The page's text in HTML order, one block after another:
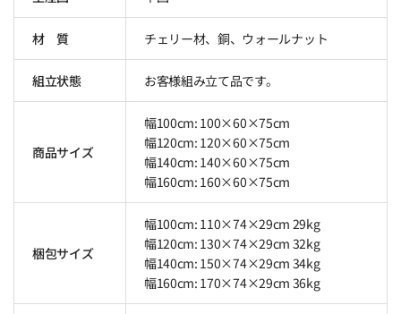
材 質 チェリー材、銅、ウォールナット
組立状態 お客様組み立て品です。
商品サイズ
幅100cm: 100×60×75cm
幅120cm: 120×60×75cm
幅140cm: 140×60×75cm
幅160cm: 160×60×75cm
梱包サイズ
幅100cm: 110×74×29cm 29kg
幅120cm: 130×74×29cm 32kg
幅140cm: 150×74×29cm 34kg
幅160cm: 170×74×29cm 36kg